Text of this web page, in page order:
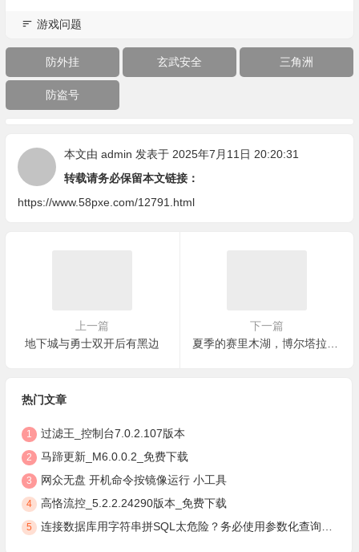
游戏问题
防外挂 玄武安全 三角洲
防盗号
本文由 admin 发表于 2025年7月11日 20:20:31
转载请务必保留本文链接：
https://www.58pxe.com/12791.html
上一篇
地下城与勇士双开后有黑边
下一篇
热门文章
1 过滤王_控制台7.0.2.107版本
2 马蹄更新_M6.0.0.2_免费下载
3 网众无盘 开机命令按镜像运行 小工具
4 高恪流控_5.2.2.24290版本_免费下载
5 连接数据库用字符串拼SQL太危险？务必使用参数化查询，安全防注入